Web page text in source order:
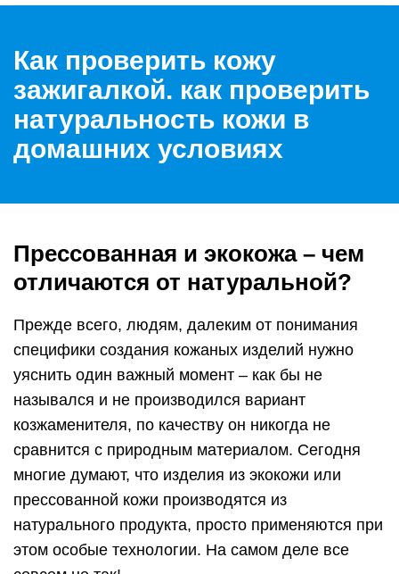
Как проверить кожу
зажигалкой. как проверить
натуральность кожи в
домашних условиях
Прессованная и экокожа – чем
отличаются от натуральной?
Прежде всего, людям, далеким от понимания
специфики создания кожаных изделий нужно
уяснить один важный момент – как бы не
назывался и не производился вариант
козжаменителя, по качеству он никогда не
сравнится с природным материалом. Сегодня
многие думают, что изделия из экокожи или
прессованной кожи производятся из
натурального продукта, просто применяются при
этом особые технологии. На самом деле все